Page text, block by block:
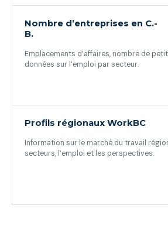
Nombre d’entreprises en C.-
B.
Emplacements d’affaires, nombre de
données sur l’emploi par secteur.
Profils régionaux WorkBC
Information sur le marché du travail
secteurs, l’emploi et les perspectives.